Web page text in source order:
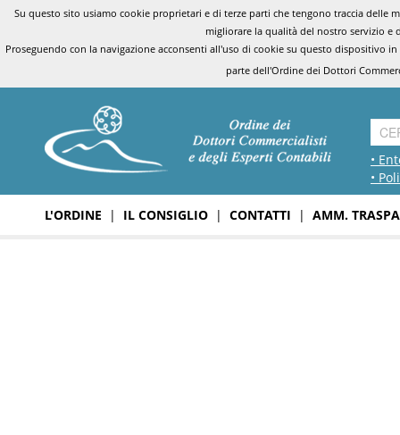
Su questo sito usiamo cookie proprietari e di terze parti che tengono traccia
migliorare la qualità del nostro servizio e
Proseguendo con la navigazione acconsenti all'uso di cookie su questo dispositivo
parte dell'Ordine dei Dottori
•
•
L'ORDINE | IL CONSIGLIO | CONTATTI | AMM.